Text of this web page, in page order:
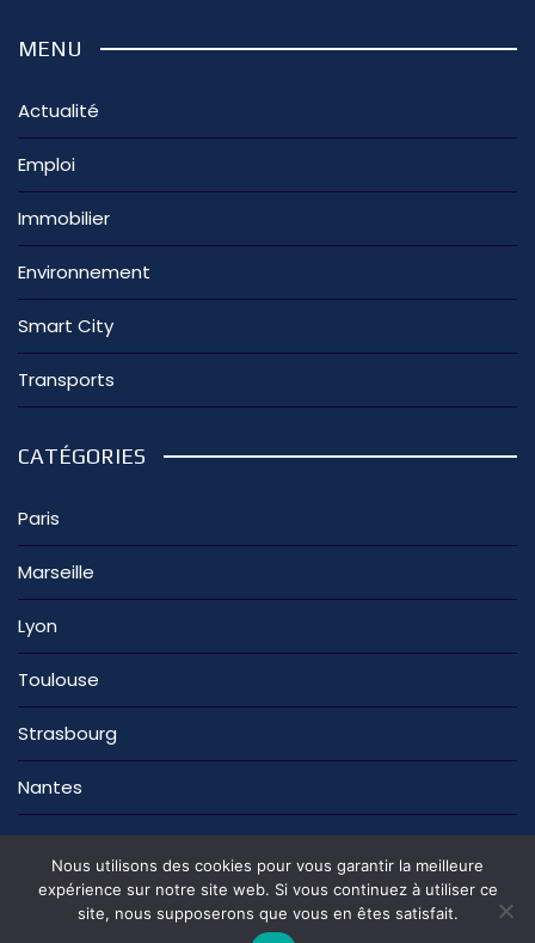
MENU
Actualité
Emploi
Immobilier
Environnement
Smart City
Transports
CATÉGORIES
Paris
Marseille
Lyon
Toulouse
Strasbourg
Nantes
La rédaction Nous contacter
Mentions légales
Nous utilisons des cookies pour vous garantir la meilleure
expérience sur notre site web. Si vous continuez à utiliser ce
site, nous supposerons que vous en êtes satisfait.